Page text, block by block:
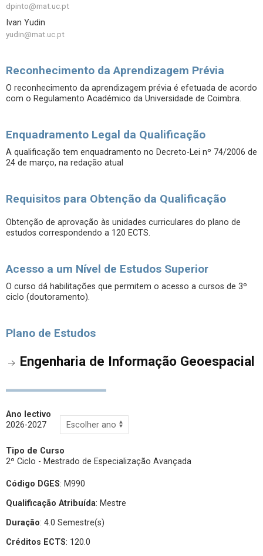
dpinto@mat.uc.pt
Ivan Yudin
yudin@mat.uc.pt
Reconhecimento da Aprendizagem Prévia
O reconhecimento da aprendizagem prévia é efetuada de acordo
com o Regulamento Académico da Universidade de Coimbra.
Enquadramento Legal da Qualificação
A qualificação tem enquadramento no Decreto-Lei nº 74/2006 de
24 de março, na redação atual
Requisitos para Obtenção da Qualificação
Obtenção de aprovação às unidades curriculares do plano de
estudos correspondendo a 120 ECTS.
Acesso a um Nível de Estudos Superior
O curso dá habilitações que permitem o acesso a cursos de 3º
ciclo (doutoramento).
Plano de Estudos
Engenharia de Informação Geoespacial
Ano lectivo
2026-2027
Tipo de Curso
2º Ciclo - Mestrado de Especialização Avançada
Código DGES: M990
Qualificação Atribuída: Mestre
Duração: 4.0 Semestre(s)
Créditos ECTS: 120.0